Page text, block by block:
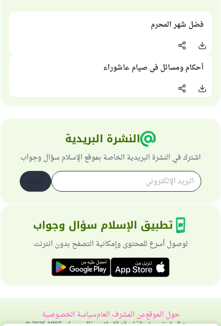
فضل شهر المحرم
أحكام ومسائل في صيام عاشوراء
النشرة البريدية
اشترك في النشرة البريدية الخاصة بموقع الإسلام سؤال وجواب
تطبيق الإسلام سؤال وجواب
لوصول أسرع للمحتوى وإمكانية التصفح بدون انترنت
حول الموقععن المشرف العامسياسة الخصوصية